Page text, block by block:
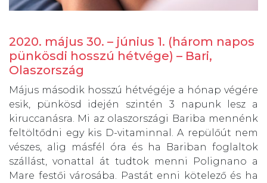
2020. május 30. – június 1. (három napos
pünkösdi hosszú hétvége) – Bari,
Olaszország
Május második hosszú hétvégéje a hónap végére
esik, pünkösd idején szintén 3 napunk lesz a
kiruccanásra. Mi az olaszországi Bariba mennénk
feltöltődni egy kis D-vitaminnal. A repülőút nem
vészes, alig másfél óra és ha Bariban foglaltok
szállást, vonattal át tudtok menni Polignano a
Mare festői városába. Pastát enni kötelező és ha